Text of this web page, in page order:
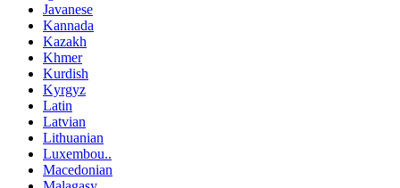
Javanese
Kannada
Kazakh
Khmer
Kurdish
Kyrgyz
Latin
Latvian
Lithuanian
Luxembou..
Macedonian